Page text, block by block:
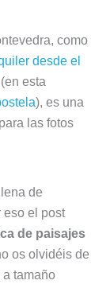
como
desde el
(en esta
), es una
las fotos
de
eso el post
de paisajes
os olvidéis de
tamaño